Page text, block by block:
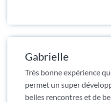
Gabrielle
Très bonne expérience
permet un super
belles rencontres et de